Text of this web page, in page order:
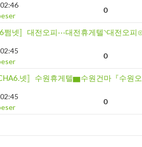
0
쩜넷〛대전오피⋯대전휴게텔◝대전오
0
넷〛수원휴게텔▆수원건마『수원
0